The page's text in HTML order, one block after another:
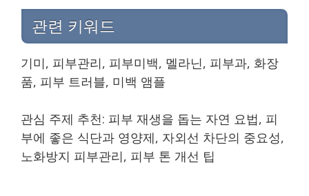
관련 키워드
기미, 피부관리, 피부미백, 멜라닌, 피부과, 화장
품, 피부 트러블, 미백 앰플
관심 주제 추천: 피부 재생을 돕는 자연 요법, 피
부에 좋은 식단과 영양제, 자외선 차단의 중요성,
노화방지 피부관리, 피부 톤 개선 팁